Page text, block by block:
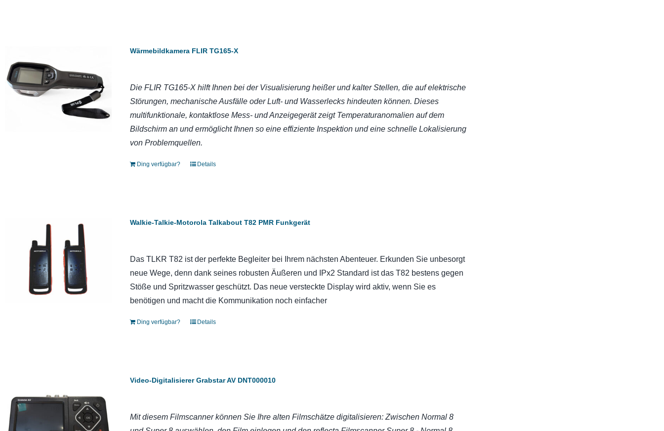
Wärmebildkamera FLIR TG165-X
Die FLIR TG165-X hilft Ihnen bei der Visualisierung heißer und kalter Stellen, die auf elektrische
Störungen, mechanische Ausfälle oder Luft- und Wasserlecks hindeuten können. Dieses
multifunktionale, kontaktlose Mess- und Anzeigegerät zeigt Temperaturanomalien auf dem
Bildschirm an und ermöglicht Ihnen so eine effiziente Inspektion und eine schnelle Lokalisierung
von Problemquellen.
Ding verfügbar? Details
Walkie-Talkie-Motorola Talkabout T82 PMR Funkgerät
Das TLKR T82 ist der perfekte Begleiter bei Ihrem nächsten Abenteuer. Erkunden Sie unbesorgt
neue Wege, denn dank seines robusten Äußeren und IPx2 Standard ist das T82 bestens gegen
Stöße und Spritzwasser geschützt. Das neue versteckte Display wird aktiv, wenn Sie es
benötigen und macht die Kommunikation noch einfacher
Ding verfügbar? Details
Video-Digitalisierer Grabstar AV DNT000010
Mit diesem Filmscanner können Sie Ihre alten Filmschätze digitalisieren: Zwischen Normal 8